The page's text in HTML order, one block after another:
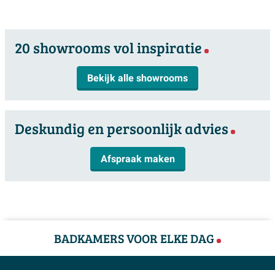
20 showrooms vol inspiratie
Bekijk alle showrooms
Deskundig en persoonlijk advies
Afspraak maken
BADKAMERS VOOR ELKE DAG